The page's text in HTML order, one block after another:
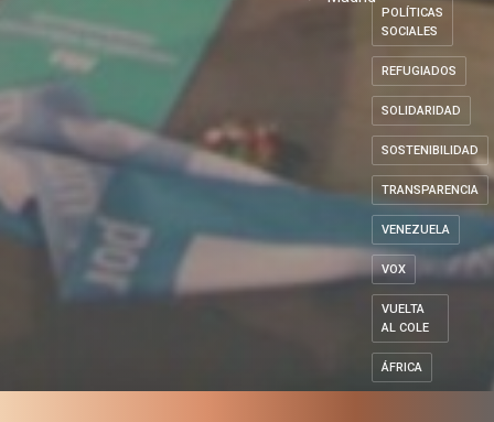
Granada
PENSIONES
POLÍTICA
POLÍTICAS
SOCIALES
REFUGIADOS
SOLIDARIDAD
SOSTENIBILIDAD
TRANSPARENCIA
VENEZUELA
VOX
VUELTA